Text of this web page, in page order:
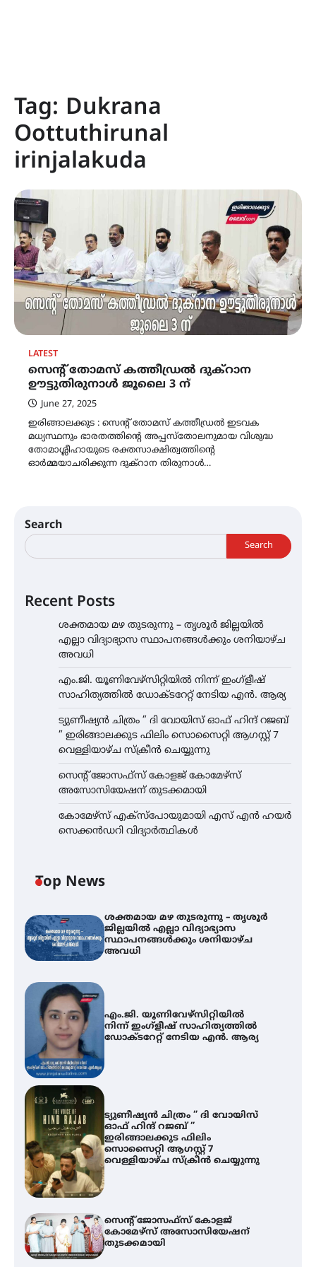
Tag: Dukrana
Oottuthirunal
irinjalakuda
LATEST
സെന്റ് തോമസ് കത്തീഡ്രൽ ദുക്‌റാന
ഊട്ടുതിരുനാൾ ജൂലൈ 3 ന്
June 27, 2025
ഇരിങ്ങാലക്കുട : സെന്റ് തോമസ് കത്തീഡ്രൽ ഇടവക
മധ്യസ്ഥനും ഭാരതത്തിന്റെ അപ്പസ്തോലനുമായ വിശുദ്ധ
തോമാശ്ലീഹായുടെ രക്തസാക്ഷിത്വത്തിൻ്റെ
ഓർമ്മയാചരിക്കുന്ന ദുക്റാന തിരുനാൾ…
Search
Search
Recent Posts
ശക്തമായ മഴ തുടരുന്നു – തൃശൂർ ജില്ലയിൽ
എല്ലാ വിദ്യാഭ്യാസ സ്ഥാപനങ്ങൾക്കും ശനിയാഴ്ച
അവധി
എം.ജി. യൂണിവേഴ്‌സിറ്റിയിൽ നിന്ന് ഇംഗ്ളീഷ്
സാഹിത്യത്തിൽ ഡോക്ടറേറ്റ് നേടിയ എൻ. ആര്യ
ട്യുണീഷ്യൻ ചിത്രം ” ദി വോയിസ് ഓഫ് ഹിന്ദ് റജബ്
” ഇരിങ്ങാലക്കുട ഫിലിം സൊസൈറ്റി ആഗസ്റ്റ് 7
വെള്ളിയാഴ്ച സ്‌ക്രീൻ ചെയ്യുന്നു
സെന്റ് ജോസഫ്സ് കോളജ് കോമേഴ്‌സ്
അസോസിയേഷന് തുടക്കമായി
കോമേഴ്സ് എക്സ്പോയുമായി എസ് എൻ ഹയർ
സെക്കൻഡറി വിദ്യാർത്ഥികൾ
Top News
ശക്തമായ മഴ തുടരുന്നു – തൃശൂർ
ജില്ലയിൽ എല്ലാ വിദ്യാഭ്യാസ
സ്ഥാപനങ്ങൾക്കും ശനിയാഴ്ച
അവധി
എം.ജി. യൂണിവേഴ്‌സിറ്റിയിൽ
നിന്ന് ഇംഗ്ളീഷ് സാഹിത്യത്തിൽ
ഡോക്ടറേറ്റ് നേടിയ എൻ. ആര്യ
ട്യുണീഷ്യൻ ചിത്രം ” ദി വോയിസ്
ഓഫ് ഹിന്ദ് റജബ് ”
ഇരിങ്ങാലക്കുട ഫിലിം
സൊസൈറ്റി ആഗസ്റ്റ് 7
വെള്ളിയാഴ്ച സ്‌ക്രീൻ ചെയ്യുന്നു
സെന്റ് ജോസഫ്സ് കോളജ്
കോമേഴ്‌സ് അസോസിയേഷന്
തുടക്കമായി